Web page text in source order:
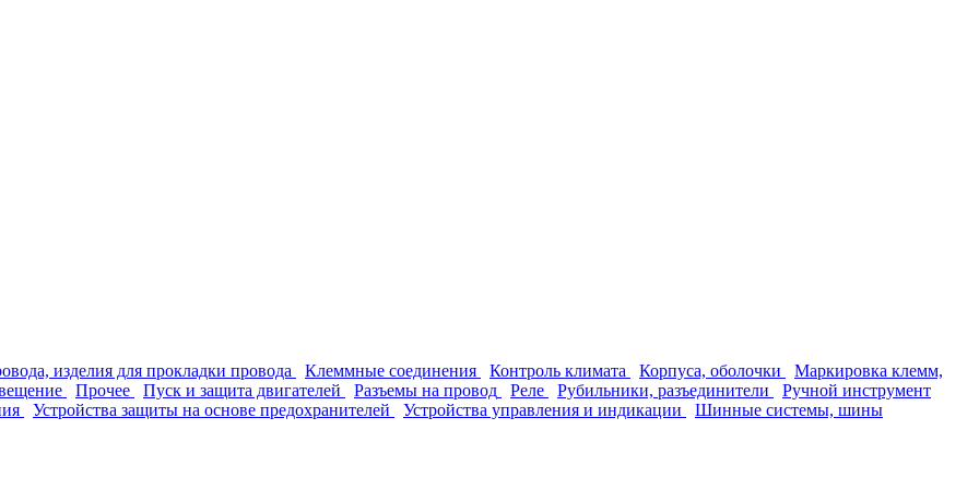
изделия для прокладки провода Клеммные соединения Контроль климата Корпуса, оболочки
Маркировка клемм,
Прочее Пуск и защита двигателей Разъемы на провод Реле Рубильники, разъединители
Ручной инструмент
Устройства защиты на основе предохранителей Устройства управления и индикации
Шинные системы, шины